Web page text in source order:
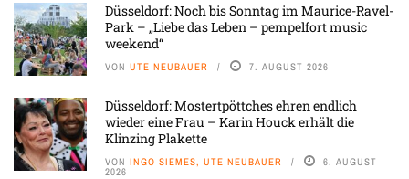
Düsseldorf: Noch bis Sonntag im Maurice-Ravel-
Park – „Liebe das Leben – pempelfort music
weekend“
VON UTE NEUBAUER 7. AUGUST 2026
Düsseldorf: Mostertpöttches ehren endlich
wieder eine Frau – Karin Houck erhält die
Klinzing Plakette
VON INGO SIEMES, UTE NEUBAUER 6. AUGUST
2026